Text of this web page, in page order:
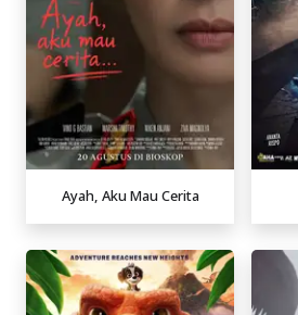
Ayah, Aku Mau Cerita